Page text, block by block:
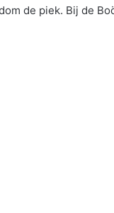
de piek. Bij de